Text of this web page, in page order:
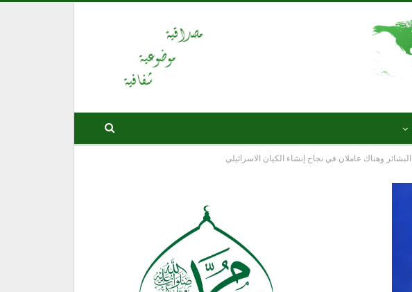
وهناك عاملان في نجاح إنشاء الكيان الاسرائيلي